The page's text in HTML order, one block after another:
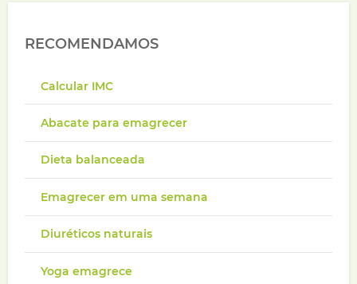
RECOMENDAMOS
Calcular IMC
Abacate para emagrecer
Dieta balanceada
Emagrecer em uma semana
Diuréticos naturais
Yoga emagrece